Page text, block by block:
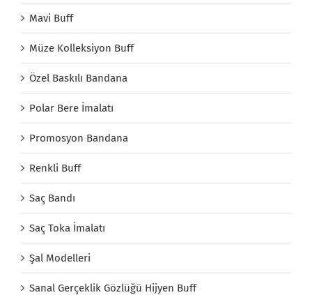
Mavi Buff
Müze Kolleksiyon Buff
Özel Baskılı Bandana
Polar Bere İmalatı
Promosyon Bandana
Renkli Buff
Saç Bandı
Saç Toka İmalatı
Şal Modelleri
Sanal Gerçeklik Gözlüğü Hijyen Buff